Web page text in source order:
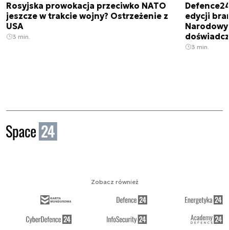
Rosyjska prowokacja przeciwko NATO
jeszcze w trakcie wojny? Ostrzeżenie z
USA
3 min.
edycji
3 min.
Zobacz również